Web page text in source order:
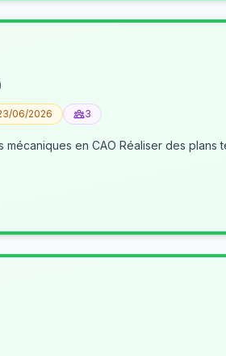
06/2026 3
en CAO Réaliser des